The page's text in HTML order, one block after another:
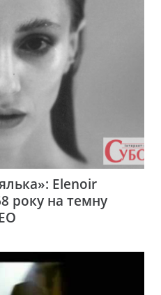
Elenoir
року на темну